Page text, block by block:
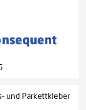
und Parkettkleber